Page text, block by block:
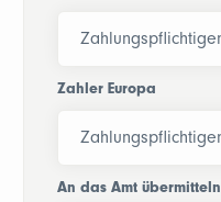
Zahler Europa
An das Amt übermitteln